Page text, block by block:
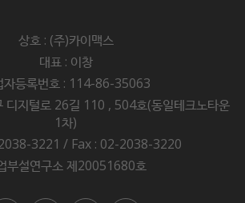
상호 : (주)카이맥스
대표 : 이창
자등록번호 : 114-86-35063
디지털로 26길 110 , 504호(동일테크노타운
1차)
3221 / Fax : 02-2038-3220
부설연구소 제20051680호